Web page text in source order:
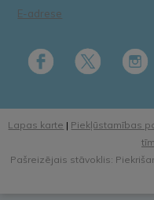
E-adrese
Lapas karte | Piekļūstamības
Pašreizējais stāvoklis: